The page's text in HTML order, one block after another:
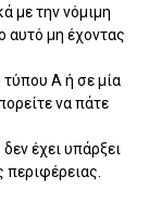
με την νόμιμη
αυτό μη έχοντας
Α ή σε μία
να πάτε
έχει υπάρξει
περιφέρειας.